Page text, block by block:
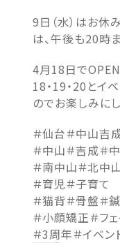
9日（水）はお休
は、午後も20時
4月18日でOPEN
18・19・20とイ
のでお楽しみに
＃仙台＃中山吉
＃中山＃吉成＃
＃南中山＃北中
＃育児＃子育て
＃猫背＃骨盤＃
＃小顔矯正＃フ
＃3周年＃イベン